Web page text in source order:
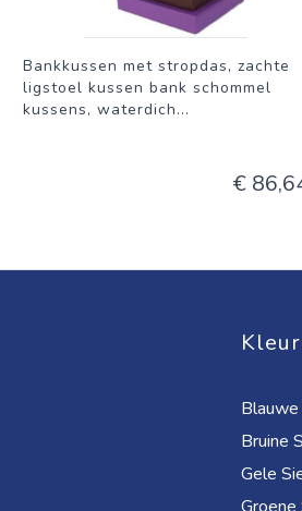
Bankkussen met stropdas, zachte
ligstoel kussen bank schommel
kussens, waterdich...
€
Bruine
Gele